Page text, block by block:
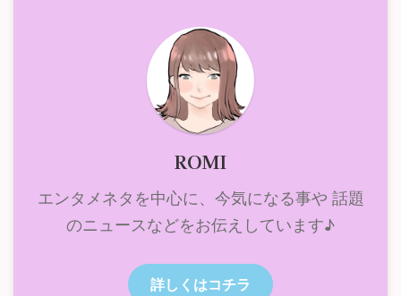
ROMI
エンタメネタを中心に、今気になる事や 話題
のニュースなどをお伝えしています♪
詳しくはコチラ